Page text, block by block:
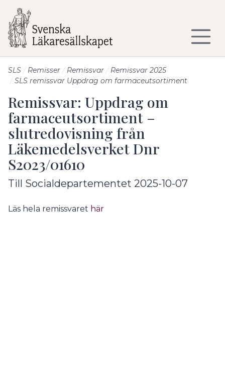
SLS Remisser Remissvar
Remissvar 2025
SLS remissvar Uppdrag om farmaceutsortiment
Remissvar: Uppdrag om
farmaceutsortiment –
slutredovisning från
Läkemedelsverket Dnr
S2023/01610
Till Socialdepartementet 2025-10-07
Läs hela remissvaret här